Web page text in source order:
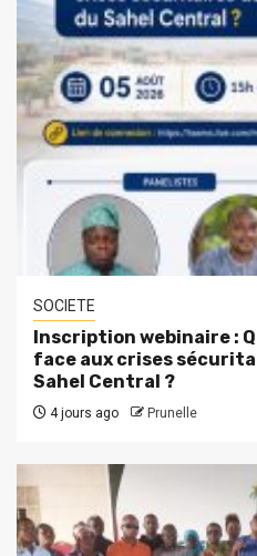
SOCIETE
Inscription webinaire :
face aux crises
Sahel Central ?
4 jours ago Prunelle